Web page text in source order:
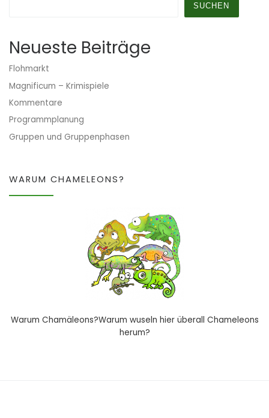
SUCHEN
Neueste Beiträge
Flohmarkt
Magnificum – Krimispiele
Kommentare
Programmplanung
Gruppen und Gruppenphasen
WARUM CHAMELEONS?
Warum Chamäleons?Warum wuseln hier überall Chameleons
herum?